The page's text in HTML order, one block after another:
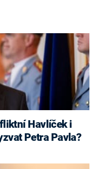
Petra Pavla?